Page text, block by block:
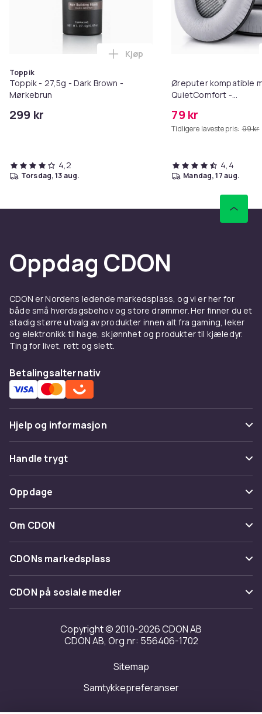
Toppik
Toppik - 27,5g - Dark Brown -
Mørkebrun
299 kr
Legg Toppik - 27,5g - Dark
Kjøp
4,2
torsdag, 13 aug.
Øreputer kompatible
QuietComfort -
79 kr
Tidligere laveste pris: 99 kr
4,4
mandag, 17 aug.
Oppdag CDON
CDON er Nordens ledende markedsplass, og vi er her for
både små hverdagsbehov og store drømmer. Her finner du et
stadig større utvalg av produkter innen alt fra gaming, leker
og elektronikk til hage, skjønnhet og produkter til kjæledyr.
Ting for livet, rett og slett.
Betalingsalternativ
Hjelp og informasjon
Vanlige spørsmål
Spor pakke
Angre & returner her
Kontakt oss
Handle trygt
Betaling
Levering
Tilbakekallinger
Oppdage
Kategorier
Varemerker
Om CDON
Om oss
Kundeanmeldelser
Jobbe på CDON
Investor relations
Tilgjengelighet
CDONs markedsplass
Merchant Help Center
CDON på sosiale medier
Copyright © 2010-2026 CDON AB
CDON AB, Org.nr: 556406-1702
Sitemap
Samtykkepreferanser